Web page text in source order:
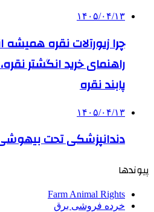
۱۴۰۵/۰۴/۱۳
چرا زیورآلات نقره
راهنمای خرید انگشتر
پابند نقره
۱۴۰۵/۰۴/۱۳
دندانپزشکی تحت
پیوندها
Farm Animal Rights
خرده فروشی برق